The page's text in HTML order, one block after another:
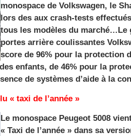
monospace de Volkswagen, le
lors des aux crash-tests
tous les modèles du marché…Le
portes arrière coulissantes
score de 96% pour la protection
enfants, de 46% pour la
de systèmes d’aide à la
« taxi de l’année »
Le monospace Peugeot 5008
« Taxi de l’année » dans sa